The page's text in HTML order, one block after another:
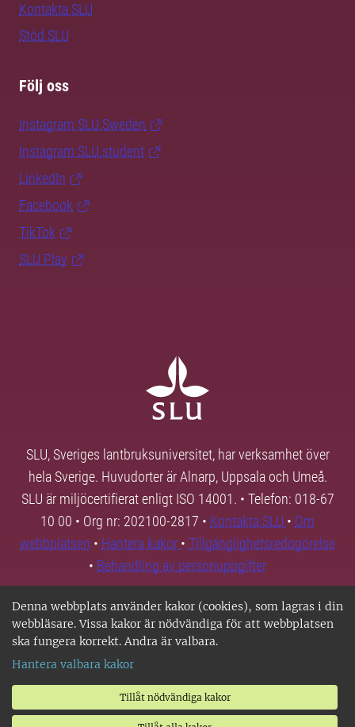
Denna webbplats använder kakor (cookies), som lagras i din
webbläsare. Vissa kakor är nödvändiga för att webbplatsen
ska fungera korrekt. Andra är valbara.
Hantera valbara kakor
Tillåt nödvändiga kakor
Kontakta SLU
Stöd SLU
Följ oss
Instagram SLU.Sweden
Instagram SLU.student
LinkedIn
Facebook
TikTok
SLU Play
SLU, Sveriges lantbruksuniversitet, har verksamhet över
hela Sverige. Huvudorter är Alnarp, Uppsala och Umeå.
SLU är miljöcertifierat enligt ISO 14001. • Telefon: 018-67
10 00 • Org nr: 202100-2817 • Kontakta SLU • Om
webbplatsen • Hantera kakor • Tillgänglighetsredogörelse
• Behandling av personuppgifter